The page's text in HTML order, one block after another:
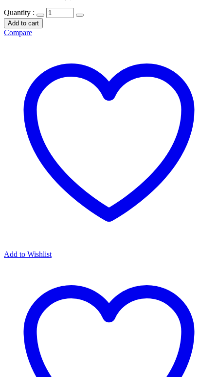
Quantity :
Add to cart
Compare
Add to Wishlist